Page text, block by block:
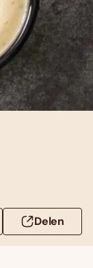
Delen